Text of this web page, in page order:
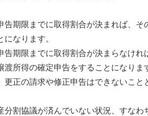
告期限までに取得割合が決まれば、
なります。
告期限までに取得割合が決まらなけ
渡所得の確定申告をすることになり
更正の請求や修正申告はできないこと
分割協議が済んでいない状況、すな